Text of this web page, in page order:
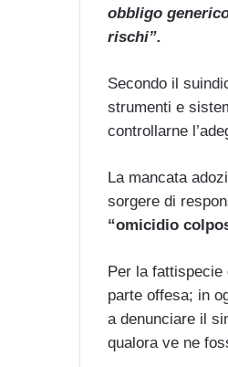
obbligo
rischi”.
Secondo il
strumenti e
controllarne
La mancata
sorgere di
“omicidio
Per la fattispecie
parte offesa; in
a denunciare il
qualora ve ne